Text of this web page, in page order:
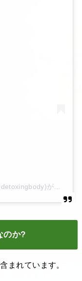
がシェアした投稿
のか?
まれています。